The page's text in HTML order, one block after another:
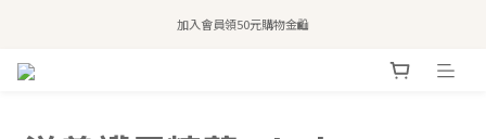
全站滿$2,500免運｜6/30前 含新品滿$1,300超取免運
加入會員領50元購物金🛍️